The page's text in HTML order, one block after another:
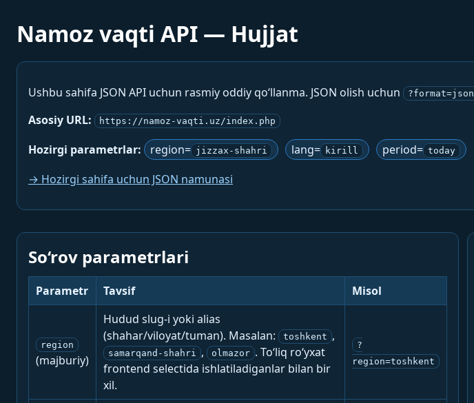
Namoz vaqti API — Hujjat
Ushbu sahifa JSON API uchun rasmiy oddiy qo‘llanma. JSON olish uchun ?format=json
Asosiy URL:
https://namoz-vaqti.uz/index.php
Hozirgi parametrlar: region= jizzax-shahri lang= kirill period= today
→ Hozirgi sahifa uchun JSON namunasi
So‘rov parametrlari
Parametr Tavsif Misol
region
(majburiy)
Hudud slug-i yoki alias
(shahar/viloyat/tuman). Masalan:
toshkent ,
samarqand-shahri , olmazor . To‘liq ro‘yxat
frontend selectida ishlatiladiganlar bilan bir
xil.
?
region=toshkent